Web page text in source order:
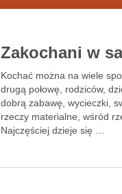
Zakochani w
Kochać można na wiele
drugą połowę, rodziców,
dobrą zabawę, wycieczki,
rzeczy materialne, wśród
Najczęściej dzieje się …